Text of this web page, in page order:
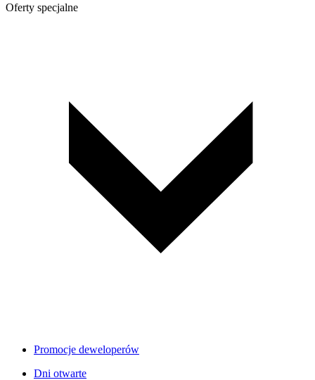
Oferty specjalne
Promocje deweloperów
Dni otwarte